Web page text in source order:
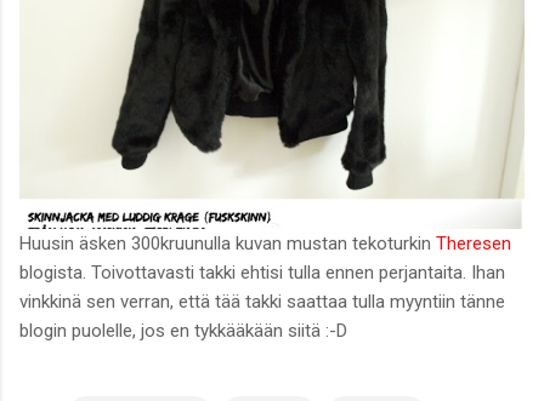
Huusin äsken 300kruunulla kuvan mustan tekoturkin Theresen
blogista. Toivottavasti takki ehtisi tulla ennen perjantaita. Ihan
vinkkinä sen verran, että tää takki saattaa tulla myyntiin tänne
blogin puolelle, jos en tykkääkään siitä :-D